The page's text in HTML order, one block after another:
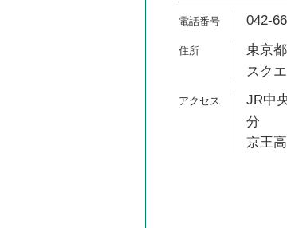
042-
東京
スク
JR中
分
京王